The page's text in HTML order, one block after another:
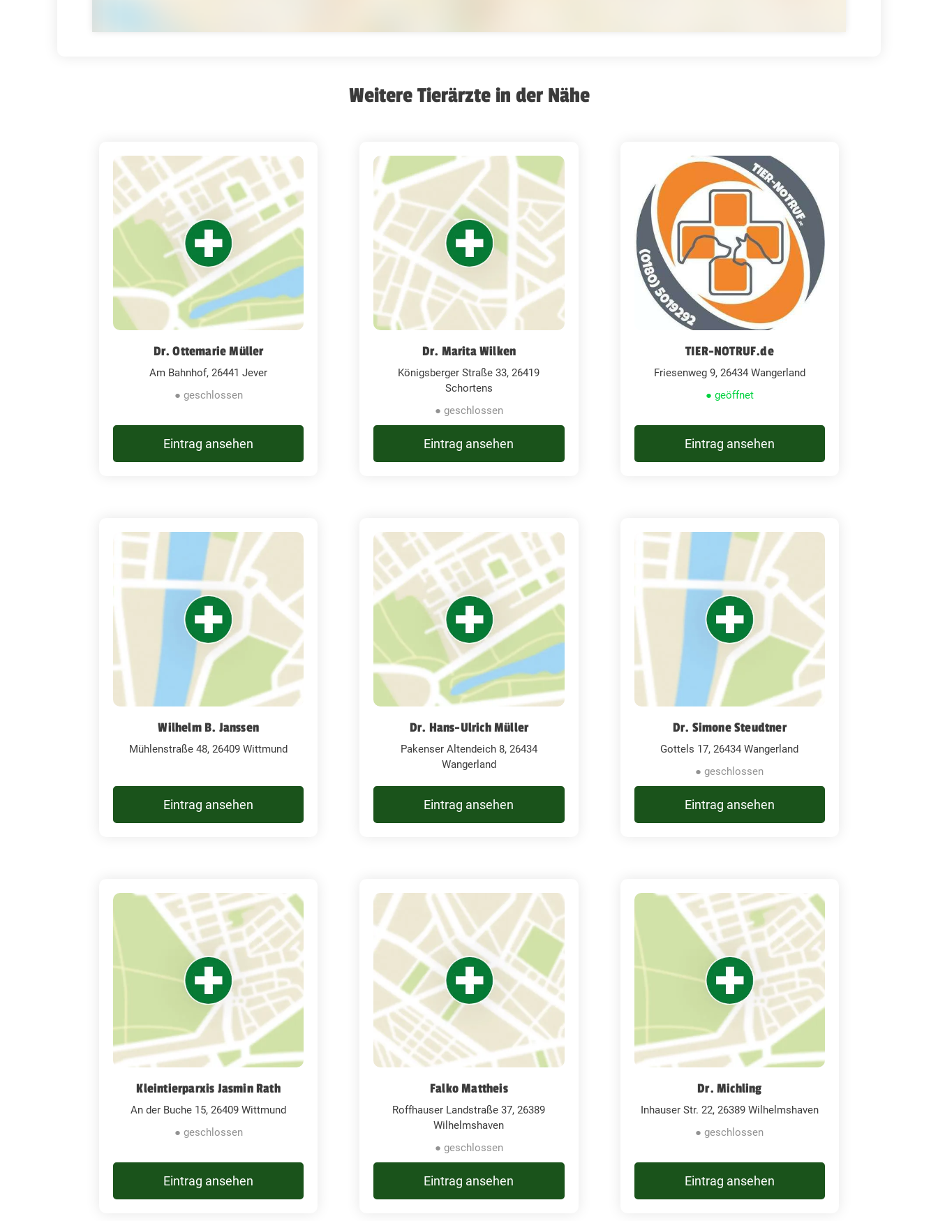
Weitere Tierärzte in der Nähe
Dr. Ottemarie Müller
Am Bahnhof, 26441 Jever
● geschlossen
Eintrag ansehen
Dr. Marita Wilken
Königsberger Straße 33, 26419
Schortens
● geschlossen
Eintrag ansehen
TIER-NOTRUF.de
Friesenweg 9, 26434 Wangerland
● geöffnet
Eintrag ansehen
Wilhelm B. Janssen
Mühlenstraße 48, 26409 Wittmund
Eintrag ansehen
Dr. Hans-Ulrich Müller
Pakenser Altendeich 8, 26434
Wangerland
Eintrag ansehen
Dr. Simone Steudtner
Gottels 17, 26434 Wangerland
● geschlossen
Eintrag ansehen
Kleintierparxis Jasmin Rath
An der Buche 15, 26409 Wittmund
● geschlossen
Eintrag ansehen
Falko Mattheis
Roffhauser Landstraße 37, 26389
Wilhelmshaven
● geschlossen
Eintrag ansehen
Dr. Michling
Inhauser Str. 22, 26389 Wilhelmshaven
● geschlossen
Eintrag ansehen